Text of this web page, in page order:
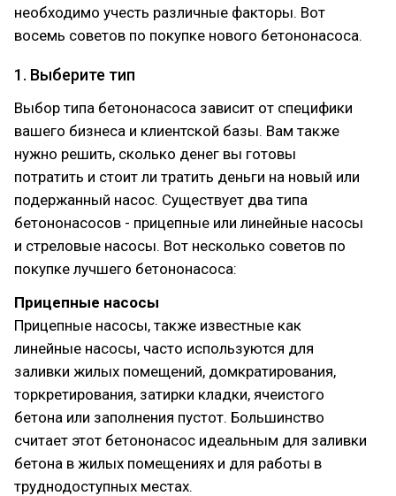
необходимо учесть различные факторы. Вот
восемь советов по покупке нового бетононасоса.
1. Выберите тип
Выбор типа бетононасоса зависит от специфики
вашего бизнеса и клиентской базы. Вам также
нужно решить, сколько денег вы готовы
потратить и стоит ли тратить деньги на новый или
подержанный насос. Существует два типа
бетононасосов - прицепные или линейные насосы
и стреловые насосы. Вот несколько советов по
покупке лучшего бетононасоса:
Прицепные насосы
Прицепные насосы, также известные как
линейные насосы, часто используются для
заливки жилых помещений, домкратирования,
торкретирования, затирки кладки, ячеистого
бетона или заполнения пустот. Большинство
считает этот бетононасос идеальным для заливки
бетона в жилых помещениях и для работы в
труднодоступных местах.